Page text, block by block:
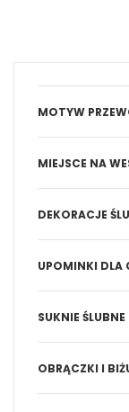
MOTYW
MIEJSCE NA
DEKORACJE
UPOMINKI DLA
SUKNIE
OBRĄCZKI I